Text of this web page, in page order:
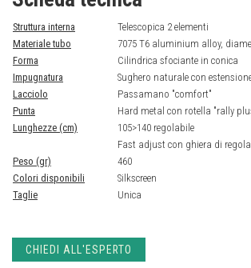
Struttura interna
Telescopica 2 elementi
Materiale tubo
7075 T6 aluminium alloy,
Forma
Cilindrica sfociante in conica
Impugnatura
Sughero naturale con
Lacciolo
Passamano "comfort"
Punta
Hard metal con rotella "rally
Lunghezze (cm)
105>140 regolabile
Fast adjust con ghiera di
Peso (gr)
460
Colori disponibili
Silkscreen
Taglie
Unica
CHIEDI ALL'ESPERTO